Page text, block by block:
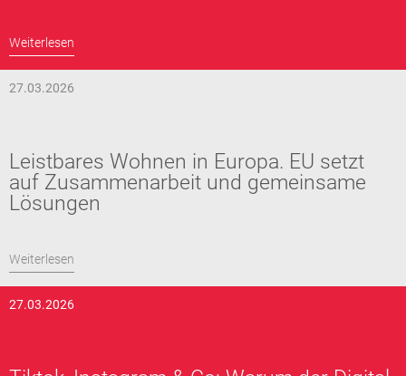
Weiterlesen
27.03.2026
Leistbares Wohnen in Europa. EU setzt
auf Zusammenarbeit und gemeinsame
Lösungen
Weiterlesen
27.03.2026